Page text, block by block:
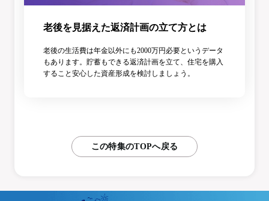
老後を見据えた返済計画の立て方とは
老後の生活費は年金以外にも2000万円必要というデータ
もあります。貯蓄もできる返済計画を立て、住宅を購入
すること安心した資産形成を検討しましょう。
この特集のTOPへ戻る